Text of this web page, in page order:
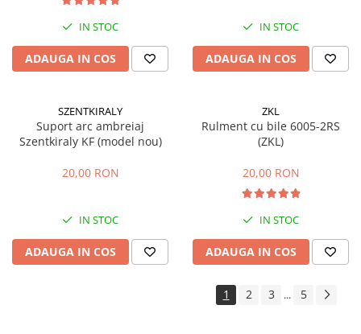
Carote diamantate
Masini de sapat
Masini de sapat santuri (Trenchere)
Foreze pentru subtraversari
Tubulatura evacuare deseuri
Arzatoare izolatii cu gaz
IN STOC
ADAUGA IN COS
IN STOC
ADAUGA IN COS
SZENTKIRALY
Suport arc ambreiaj
Szentkiraly KF (model nou)
20,00 RON
IN STOC
ADAUGA IN COS
ZKL
Rulment cu bile 6005-2RS
(ZKL)
20,00 RON
IN STOC
ADAUGA IN COS
1 2 3 ... 5